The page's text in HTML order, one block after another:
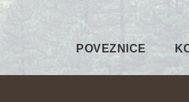
POVEZNICE